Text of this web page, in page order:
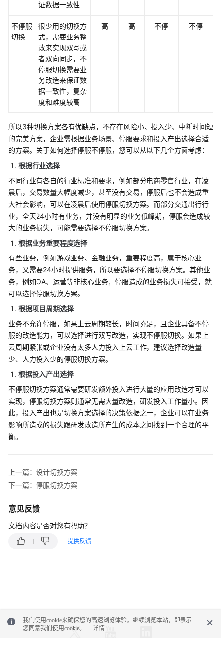
计
组
建
实
团
队
基
础
设
部
署
应
用
移
上
云
应
用
迁
移
上
云
设
计
案
如
证数据一致性
不停服
切换
很少用的切换方
式，需要业务整
改来实现双写或
者双向同步，不
停服切换需要业
务改造来保证数
据一致性，复杂
度和难度较高
高 高 不停 不停
所以3种切换方案各有优缺点，不存在风险小、投入少、中断时间短
的完美方案，企业需根据业务场景、停服要求和投入产出选择合适
的方案。关于如何选择停服不停服，您可以从以下几个方面考虑：
根据行业选择
不同行业有各自的行业标准和要求，例如部分电商零售行业，在凌
晨后，交易数量大幅度减少，甚至没有交易，停服后也不会造成重
大社会影响，可以在凌晨后使用停服切换方案。而部分交通出行行
业，全天24小时有业务，并没有明显的业务低峰期，停服会造成较
大的业务损失，可能需要选择不停服切换方案。
根据业务重要程度选择
有些业务，例如游戏业务、金融业务，重要程度高，属于核心业
务，又需要24小时提供服务，所以要选择不停服切换方案。其他业
务，例如OA、运营等非核心业务，停服造成的业务损失可接受，就
可以选择停服切换方案。
根据项目周期选择
业务不允许停服，如果上云周期较长，时间充足，且企业具备不停
服的改造能力，可以选择进行双写改造，实现不停服切换。如果上
云周期紧张或企业没有太多人力投入上云工作，建议选择改造量
少、人力投入少的停服切换方案。
根据投入产出选择
不停服切换方案通常需要研发额外投入进行大量的应用改造才可以
实现，停服切换方案则通常无需大量改造，研发投入工作量小。因
此，投入产出也是切换方案选择的决策依据之一，企业可以在业务
影响所造成的损失跟研发改造所产生的成本之间找到一个合理的平
衡。
上一篇：设计切换方案
下一篇：停服切换方案
意见反馈
文档内容是否对您有帮助？
提供反馈
我们使用cookie来确保您的高速浏览体验。继续浏览本站，即表示
您同意我们使用cookie。
详情